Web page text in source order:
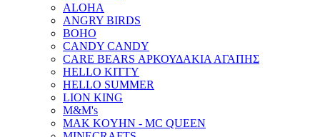
ALOHA
ANGRY BIRDS
BOHO
CANDY CANDY
CARE BEARS ΑΡΚΟΥΔΑΚΙΑ ΑΓΑΠΗΣ
HELLO KITTY
HELLO SUMMER
LION KING
M&M's
MAK KOYHN - MC QUEEN